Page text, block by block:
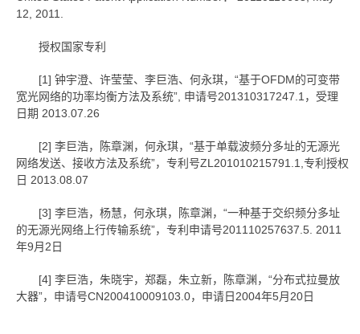
12, 2011.
授权国家专利
[1] 钟宇澄、许莹莹、李巨浩、何永琪，“基于OFDM的可变带
宽光网络的功率均衡方法及系统”, 申请号201310317247.1，受理
日期 2013.07.26
[2] 李巨浩，陈章渊，何永琪，“基于单载波频分多址的无源光
网络发送、接收方法及系统”，专利号ZL201010215791.1,专利授权
日 2013.08.07
[3] 李巨浩，杨慧，何永琪，陈章渊，“一种基于交织频分多址
的无源光网络上行传输系统”，专利申请号201110257637.5. 2011
年9月2日
[4] 李巨浩，朱晓宇，郑磊，朱立新，陈章渊，“分布式拉曼放
大器”，申请号CN200410009103.0，申请日2004年5月20日